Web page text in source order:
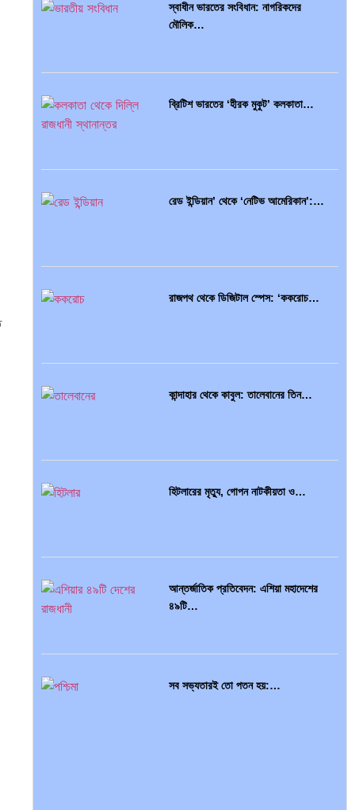
স্বাধীন ভারতের সংবিধান: নাগরিকদের
মৌলিক…
ব্রিটিশ ভারতের ‘হীরক মুকুট’ কলকাতা…
রেড ইন্ডিয়ান’ থেকে ‘নেটিভ আমেরিকান’:…
রাজপথ থেকে ডিজিটাল স্পেস: ‘ককরোচ…
কান্দাহার থেকে কাবুল: তালেবানের তিন…
হিটলারের মৃত্যু, গোপন নাটকীয়তা ও…
আন্তর্জাতিক প্রতিবেদন: এশিয়া মহাদেশের
৪৯টি…
সব সভ্যতারই তো পতন হয়:…